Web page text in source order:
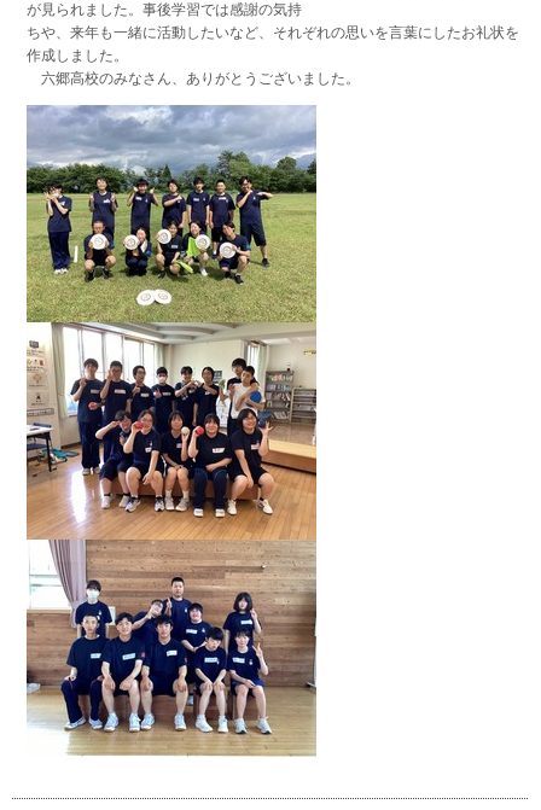
が見られました。事後学習では感謝の気持
ちや、来年も一緒に活動したいなど、それぞれの思いを言葉にしたお礼状を
作成しました。
六郷高校のみなさん、ありがとうございました。